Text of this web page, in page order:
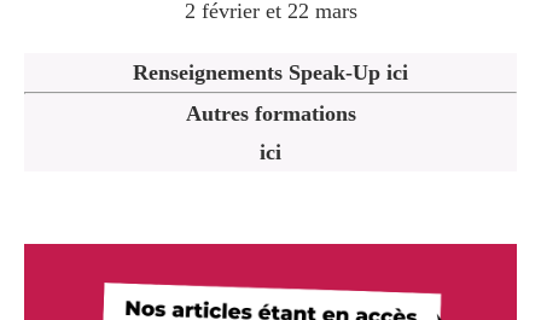
2 février et 22 mars
Renseignements Speak-Up ici
Autres formations
ici